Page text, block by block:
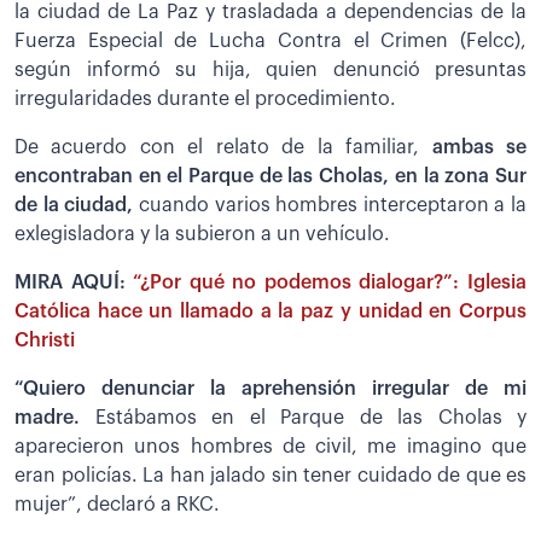
la ciudad de La Paz y trasladada a dependencias de la
Fuerza Especial de Lucha Contra el Crimen (Felcc),
según informó su hija, quien denunció presuntas
irregularidades durante el procedimiento.
De acuerdo con el relato de la familiar, ambas se
encontraban en el Parque de las Cholas, en la zona Sur
de la ciudad, cuando varios hombres interceptaron a la
exlegisladora y la subieron a un vehículo.
MIRA AQUÍ:“¿Por qué no podemos dialogar?”: Iglesia
Católica hace un llamado a la paz y unidad en Corpus
Christi
“Quiero denunciar la aprehensión irregular de mi
madre. Estábamos en el Parque de las Cholas y
aparecieron unos hombres de civil, me imagino que
eran policías. La han jalado sin tener cuidado de que es
mujer”, declaró a RKC.